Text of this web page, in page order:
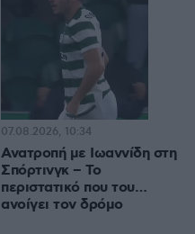
Ανατροπή με Ιωαννίδη στη
Σπόρτινγκ – Το
περιστατικό που του…
ανοίγει τον δρόμο
07.08.2026, 10:34